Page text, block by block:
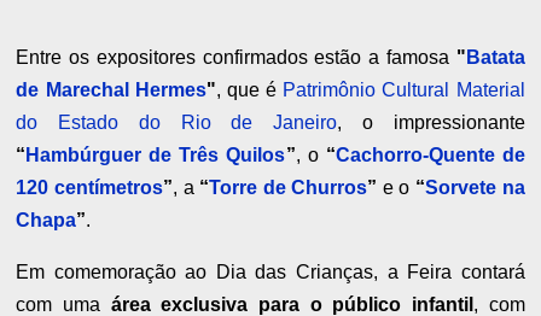
Entre os expositores confirmados estão a famosa " Batata
de Marechal Hermes", que é Patrimônio Cultural Material
do Estado do Rio de Janeiro, o impressionante
“ Hambúrguer de Três Quilos”, o “Cachorro-Quente de
120 centímetros”, a “Torre de Churros” e o “Sorvete na
Chapa”.
Em comemoração ao Dia das Crianças, a Feira contará
com uma área exclusiva para o público infantil , com